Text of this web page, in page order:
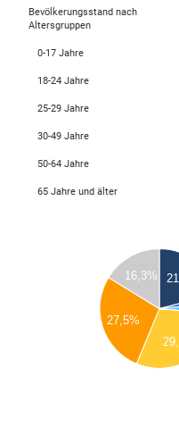
Bevölkerungsstand nach
Altersgruppen
0-17 Jahre
18-24 Jahre
25-29 Jahre
30-49 Jahre
50-64 Jahre
65 Jahre und älter
27,5%
16,3%